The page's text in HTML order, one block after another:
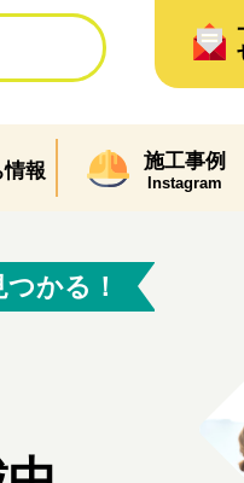
情報 施工事例
Instagram
かる！